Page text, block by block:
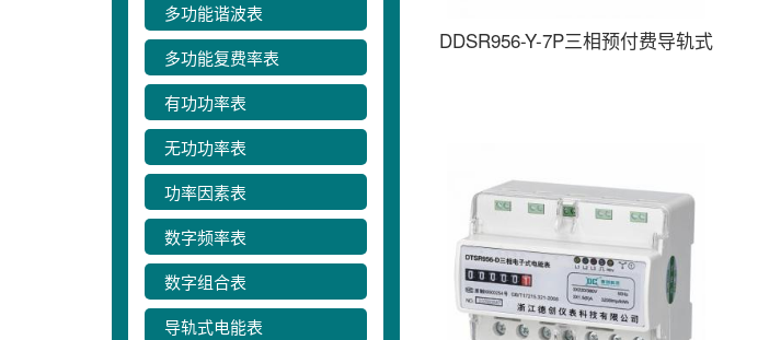
DDSR956-Y-7P三相预付费导轨式
多功能谐波表
多功能复费率表
有功功率表
无功功率表
功率因素表
数字频率表
数字组合表
导轨式电能表